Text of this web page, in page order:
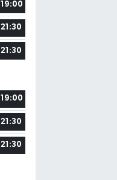
19:00
21:30
21:30
19:00
21:30
21:30